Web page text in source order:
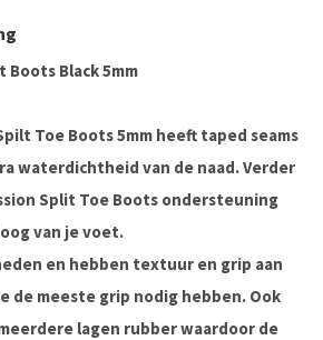
Boots Black 5mm
Toe Boots 5mm heeft taped seams
waterdichtheid van de naad. Verder
Split Toe Boots ondersteuning
van je voet.
en hebben textuur en grip aan
de meeste grip nodig hebben. Ook
lagen rubber waardoor de